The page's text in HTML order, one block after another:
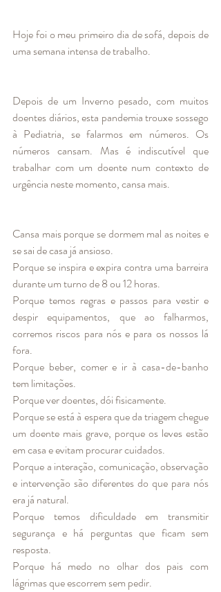
Hoje foi o meu primeiro dia de sofá, depois de
uma semana intensa de trabalho.
Depois de um Inverno pesado, com muitos
doentes diários, esta pandemia trouxe sossego
à Pediatria, se falarmos em números. Os
números cansam. Mas é indiscutível que
trabalhar com um doente num contexto de
urgência neste momento, cansa mais.
Cansa mais porque se dormem mal as noites e
se sai de casa já ansioso.
Porque se inspira e expira contra uma barreira
durante um turno de 8 ou 12 horas.
Porque temos regras e passos para vestir e
despir equipamentos, que ao falharmos,
corremos riscos para nós e para os nossos lá
fora.
Porque beber, comer e ir à casa-de-banho
tem limitações.
Porque ver doentes, dói fisicamente.
Porque se está à espera que da triagem chegue
um doente mais grave, porque os leves estão
em casa e evitam procurar cuidados.
Porque a interação, comunicação, observação
e intervenção são diferentes do que para nós
era já natural.
Porque temos dificuldade em transmitir
segurança e há perguntas que ficam sem
resposta.
Porque há medo no olhar dos pais com
lágrimas que escorrem sem pedir.